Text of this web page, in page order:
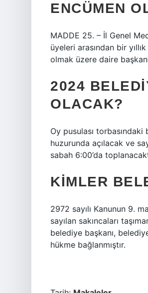
ENCÜMEN
MADDE 25. – İl Genel
üyeleri arasından bir
olmak üzere daire
2024
OLACAK?
Oy pusulası
huzurunda açılacak ve
sabah 6:00’da
KIMLER
2972 sayılı Kanunun 9.
sayılan sakıncaları
belediye başkanı,
hükme bağlanmıştır.